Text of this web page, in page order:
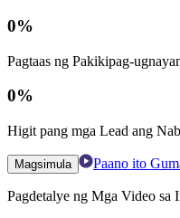
0%
Pagtaas ng Pakikipag-
0%
Higit pang mga Lead ang
Magsimula Paano ito
Pagdetalye ng Mga Video sa